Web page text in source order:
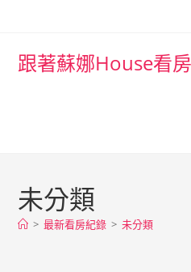
跟著蘇娜House看
未分類
> 最新看房紀錄 > 未分類